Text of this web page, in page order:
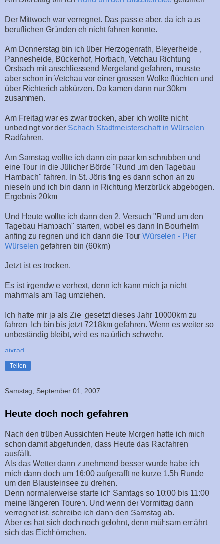
Der Mittwoch war verregnet. Das passte aber, da ich aus
beruflichen Gründen eh nicht fahren konnte.
Am Donnerstag bin ich über Herzogenrath, Bleyerheide ,
Pannesheide, Bückerhof, Horbach, Vetchau Richtung
Orsbach mit anschliessend Mergeland gefahren, musste
aber schon in Vetchau vor einer grossen Wolke flüchten und
über Richterich abkürzen. Da kamen dann nur 30km
zusammen.
Am Freitag war es zwar trocken, aber ich wollte nicht
unbedingt vor der Schach Stadtmeisterschaft in Würselen
Radfahren.
Am Samstag wollte ich dann ein paar km schrubben und
eine Tour in die Jülicher Börde "Rund um den Tagebau
Hambach" fahren. In St. Jöris fing es dann schon an zu
nieseln und ich bin dann in Richtung Merzbrück abgebogen.
Ergebnis 20km
Und Heute wollte ich dann den 2. Versuch "Rund um den
Tagebau Hambach" starten, wobei es dann in Bourheim
anfing zu regnen und ich dann die Tour Würselen - Pier
Würselen gefahren bin (60km)
Jetzt ist es trocken.
Es ist irgendwie verhext, denn ich kann mich ja nicht
mahrmals am Tag umziehen.
Ich hatte mir ja als Ziel gesetzt dieses Jahr 10000km zu
fahren. Ich bin bis jetzt 7218km gefahren. Wenn es weiter so
unbeständig bleibt, wird es natürlich schwehr.
aixrad
Teilen
Samstag, September 01, 2007
Heute doch noch gefahren
Nach den trüben Aussichten Heute Morgen hatte ich mich
schon damit abgefunden, dass Heute das Radfahren
ausfällt.
Als das Wetter dann zunehmend besser wurde habe ich
mich dann doch um 16:00 aufgerafft ne kurze 1.5h Runde
um den Blausteinsee zu drehen.
Denn normalerweise starte ich Samtags so 10:00 bis 11:00
meine längeren Touren. Und wenn der Vormittag dann
verregnet ist, schreibe ich dann den Samstag ab.
Aber es hat sich doch noch gelohnt, denn mühsam ernährt
sich das Eichhörnchen.